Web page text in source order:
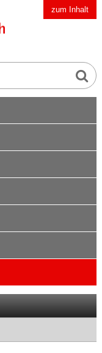
AGzum Inhalt
Suche